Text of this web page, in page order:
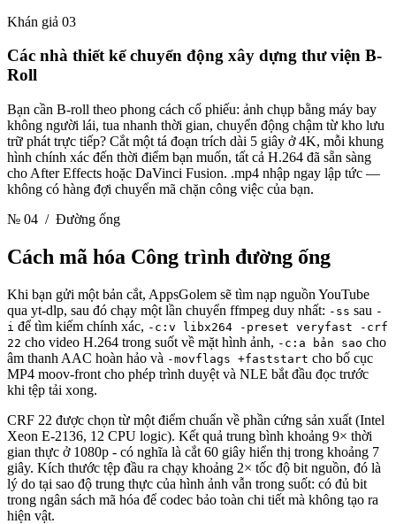
Khán giả 03
Các nhà thiết kế chuyển động xây dựng thư viện B-
Roll
Bạn cần B-roll theo phong cách cổ phiếu: ảnh chụp bằng máy bay
không người lái, tua nhanh thời gian, chuyển động chậm từ kho lưu
trữ phát trực tiếp? Cắt một tá đoạn trích dài 5 giây ở 4K, mỗi khung
hình chính xác đến thời điểm bạn muốn, tất cả H.264 đã sẵn sàng
cho After Effects hoặc DaVinci Fusion. .mp4 nhập ngay lập tức —
không có hàng đợi chuyển mã chặn công việc của bạn.
№ 04 / Đường ống
Cách mã hóa Công trình đường ống
Khi bạn gửi một bản cắt, AppsGolem sẽ tìm nạp nguồn YouTube
qua yt-dlp, sau đó chạy một lần chuyển ffmpeg duy nhất: -ss sau -
i để tìm kiếm chính xác, -c:v libx264 -preset veryfast -crf
22 cho video H.264 trong suốt về mặt hình ảnh, -c:a bản sao cho
âm thanh AAC hoàn hảo và -movflags +faststart cho bố cục
MP4 moov-front cho phép trình duyệt và NLE bắt đầu đọc trước
khi tệp tải xong.
CRF 22 được chọn từ một điểm chuẩn về phần cứng sản xuất (Intel
Xeon E-2136, 12 CPU logic). Kết quả trung bình khoảng 9× thời
gian thực ở 1080p - có nghĩa là cắt 60 giây hiển thị trong khoảng 7
giây. Kích thước tệp đầu ra chạy khoảng 2× tốc độ bit nguồn, đó là
lý do tại sao độ trung thực của hình ảnh vẫn trong suốt: có đủ bit
trong ngân sách mã hóa để codec bảo toàn chi tiết mà không tạo ra
hiện vật.